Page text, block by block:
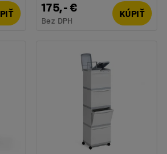
175,- €
Bez DPH
KÚPIŤ